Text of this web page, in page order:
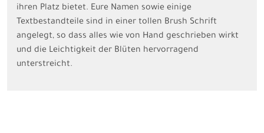
ihren Platz bietet. Eure Namen sowie einige
Textbestandteile sind in einer tollen Brush Schrift
angelegt, so dass alles wie von Hand geschrieben wirkt
und die Leichtigkeit der Blüten hervorragend
unterstreicht.